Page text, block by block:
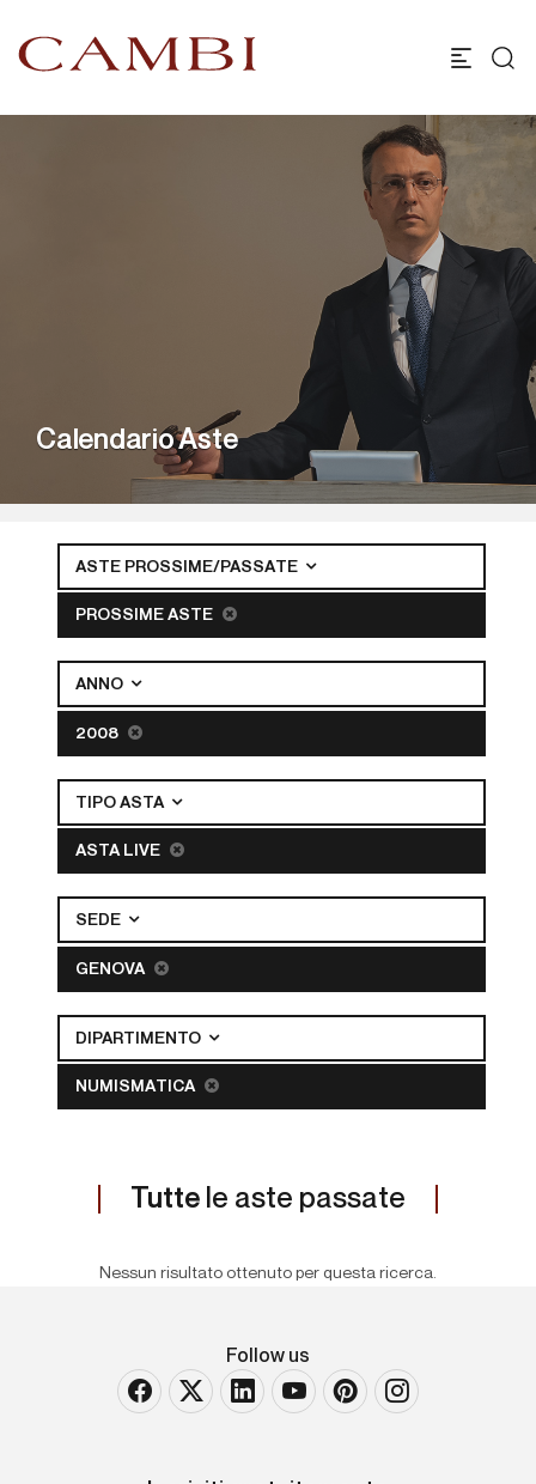
Calendario Aste
ASTE PROSSIME/PASSATE
PROSSIME ASTE
ANNO
2008
TIPO ASTA
ASTA LIVE
SEDE
GENOVA
DIPARTIMENTO
NUMISMATICA
Tutte le aste passate
Nessun risultato ottenuto per questa ricerca.
Follow us